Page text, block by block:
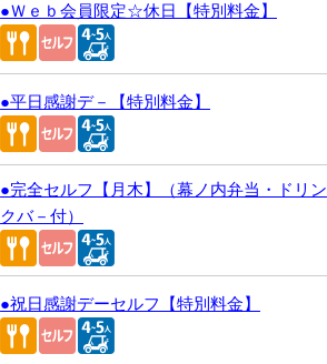
●Ｗｅｂ会員限定☆休日【特別料金】
●平日感謝デ－【特別料金】
●完全セルフ【月木】（幕ノ内弁当・ドリン
クバ－付）
●祝日感謝デーセルフ【特別料金】